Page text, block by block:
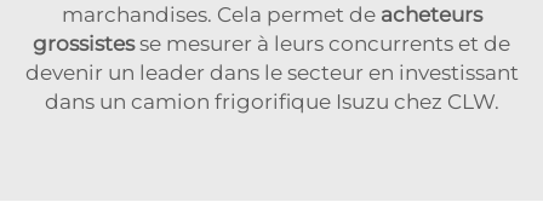
marchandises. Cela permet de acheteurs
grossistesse mesurer à leurs concurrents et de
devenir un leader dans le secteur en investissant
dans un camion frigorifique Isuzu chez CLW.